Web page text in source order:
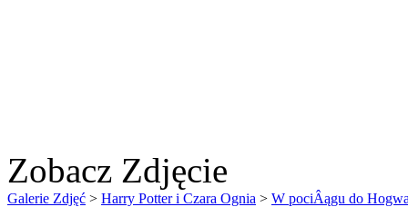
Zobacz Zdjęcie
Galerie Zdjęć > Harry Potter i Czara Ognia > W pociÂągu do